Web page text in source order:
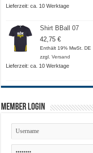
Lieferzeit: ca. 10 Werktage
Shirt BBall 07
42,75€
Enthält 19% MwSt. DE
zzgl.Versand
Lieferzeit: ca. 10 Werktage
Member Login